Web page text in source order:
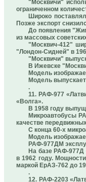
"Москвичи"
ограниченном
Широко
Позже экспорт
До появления
из массовых
"Москвич-412"
"Лондон-Сидней" в
"Москвичи"
В Ижевске
Модель
Модель
.
11. РАФ-977
«Волга».
В 1958 году
Микроавтобусы
качестве
С конца 60-х
Модель
РАФ-977ДМ
На базе РАФ-977Д
в 1962 году.
маркой ЕрАЗ-762 до
.
12. РАФ-2203